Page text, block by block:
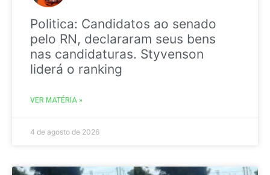
Politica: Candidatos ao senado
pelo RN, declararam seus bens
nas candidaturas. Styvenson
liderá o ranking
VER MATÉRIA »
4 de agosto de 2026